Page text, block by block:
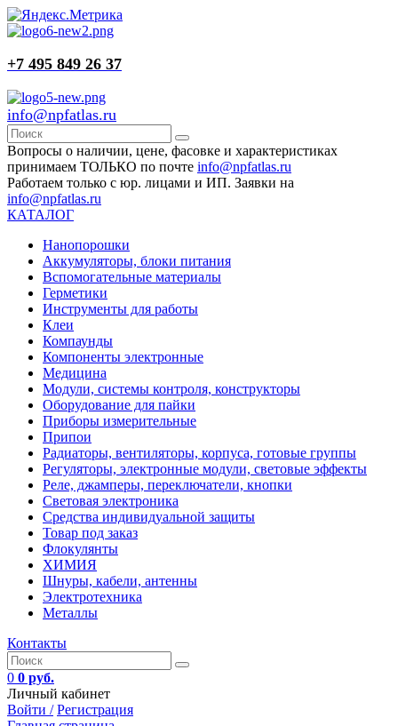
+7 495 849 26 37
info@npfatlas.ru
Вопросы о наличии, цене, фасовке и характеристиках
принимаем ТОЛЬКО по почте info@npfatlas.ru
Работаем только с юр. лицами и ИП. Заявки на
info@npfatlas.ru
КАТАЛОГ
Нанопорошки
Аккумуляторы, блоки питания
Вспомогательные материалы
Герметики
Инструменты для работы
Клеи
Компаунды
Компоненты электронные
Медицина
Модули, системы контроля, конструкторы
Оборудование для пайки
Приборы измерительные
Припои
Радиаторы, вентиляторы, корпуса, готовые группы
Регуляторы, электронные модули, световые эффекты
Реле, джамперы, переключатели, кнопки
Световая электроника
Средства индивидуальной защиты
Товар под заказ
Флокулянты
ХИМИЯ
Шнуры, кабели, антенны
Электротехника
Металлы
Контакты
0 0 руб.
Личный кабинет
Войти / Регистрация